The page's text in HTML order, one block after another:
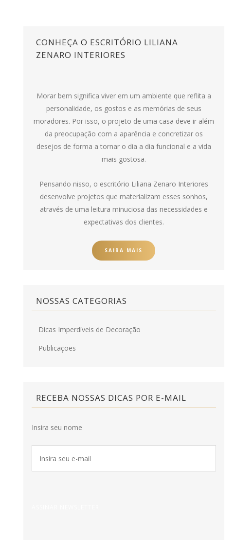
CONHEÇA O ESCRITÓRIO LILIANA
ZENARO INTERIORES
Morar bem significa viver em um ambiente que reflita a
personalidade, os gostos e as memórias de seus
moradores. Por isso, o projeto de uma casa deve ir além
da preocupação com a aparência e concretizar os
desejos de forma a tornar o dia a dia funcional e a vida
mais gostosa.
Pensando nisso, o escritório Liliana Zenaro Interiores
desenvolve projetos que materializam esses sonhos,
através de uma leitura minuciosa das necessidades e
expectativas dos clientes.
SAIBA MAIS
NOSSAS CATEGORIAS
Dicas Imperdíveis de Decoração
Publicações
RECEBA NOSSAS DICAS POR E-MAIL